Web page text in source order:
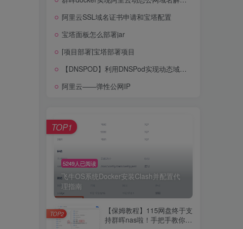
阿里云SSL域名证书申请和宝塔配置
宝塔面板怎么部署jar
[项目部署]宝塔部署项目
【DNSPOD】利用DNSPod实现动态域名解析【DDNS】
阿里云——弹性公网IP
5249人已阅读
飞牛OS系统Docker安装Clash并配置代
理指南
TOP1
【保姆教程】115网盘终于支
持群晖nas啦！手把手教你群
TOP2
5249人已阅读
飞牛OS系统Docker安装Clash并配置代
理指南
TOP1